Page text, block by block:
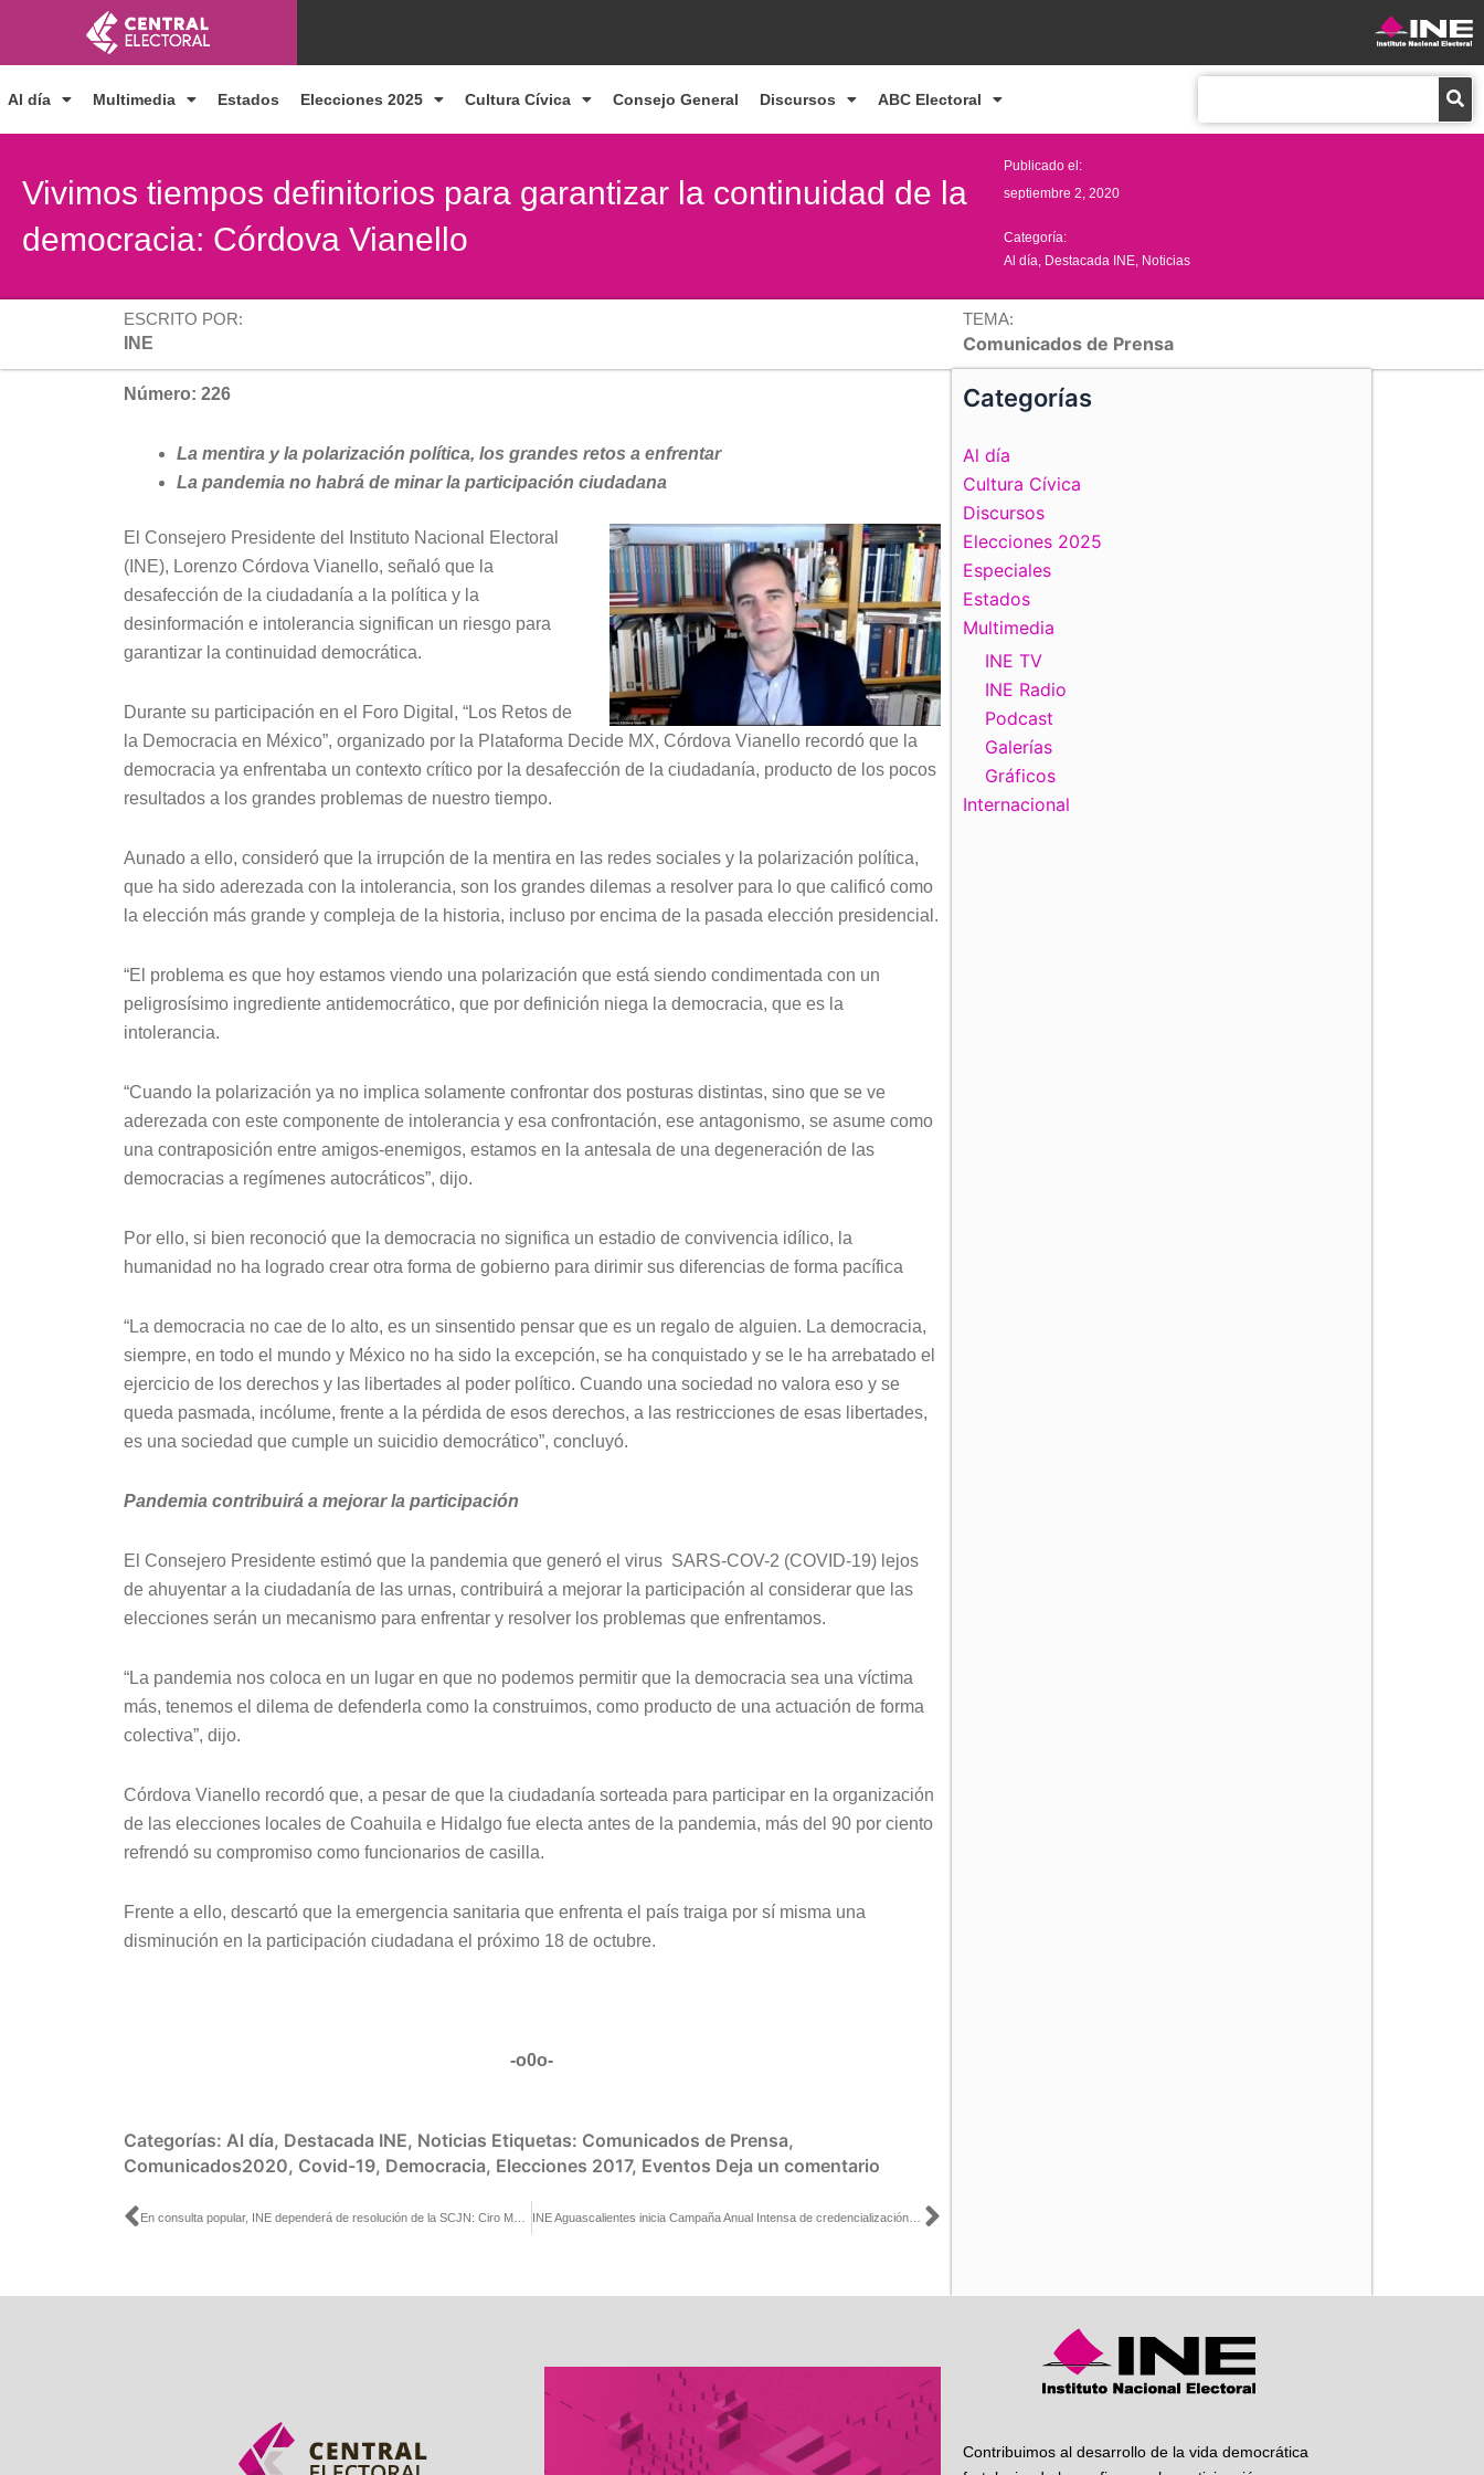
contenido
Al día Multimedia Estados Elecciones 2025 Cultura Cívica Consejo General Discursos ABC Electoral
Vivimos tiempos definitorios para garantizar la continuidad de la
democracia: Córdova Vianello
Publicado el:
septiembre 2, 2020
Categoría:
Al día Destacada INE Noticias
ESCRITO POR:
INE
TEMA:
Comunicados de Prensa
Número: 226
La mentira y la polarización política, los grandes retos a enfrentar
La pandemia no habrá de minar la participación ciudadana
El Consejero Presidente del Instituto Nacional Electoral
(INE), Lorenzo Córdova Vianello, señaló que la
desafección de la ciudadanía a la política y la
desinformación e intolerancia significan un riesgo para
garantizar la continuidad democrática.
Durante su participación en el Foro Digital, “Los Retos de
la Democracia en México”, organizado por la Plataforma Decide MX, Córdova Vianello recordó que la
democracia ya enfrentaba un contexto crítico por la desafección de la ciudadanía, producto de los pocos
resultados a los grandes problemas de nuestro tiempo.
Aunado a ello, consideró que la irrupción de la mentira en las redes sociales y la polarización política,
que ha sido aderezada con la intolerancia, son los grandes dilemas a resolver para lo que calificó como
la elección más grande y compleja de la historia, incluso por encima de la pasada elección presidencial.
“El problema es que hoy estamos viendo una polarización que está siendo condimentada con un
peligrosísimo ingrediente antidemocrático, que por definición niega la democracia, que es la
intolerancia.
“Cuando la polarización ya no implica solamente confrontar dos posturas distintas, sino que se ve
aderezada con este componente de intolerancia y esa confrontación, ese antagonismo, se asume como
una contraposición entre amigos-enemigos, estamos en la antesala de una degeneración de las
democracias a regímenes autocráticos”, dijo.
Por ello, si bien reconoció que la democracia no significa un estadio de convivencia idílico, la
humanidad no ha logrado crear otra forma de gobierno para dirimir sus diferencias de forma pacífica
“La democracia no cae de lo alto, es un sinsentido pensar que es un regalo de alguien. La democracia,
siempre, en todo el mundo y México no ha sido la excepción, se ha conquistado y se le ha arrebatado el
ejercicio de los derechos y las libertades al poder político. Cuando una sociedad no valora eso y se
queda pasmada, incólume, frente a la pérdida de esos derechos, a las restricciones de esas libertades,
es una sociedad que cumple un suicidio democrático”, concluyó.
Pandemia contribuirá a mejorar la participación
El Consejero Presidente estimó que la pandemia que generó el virus SARS-COV-2 (COVID-19) lejos
de ahuyentar a la ciudadanía de las urnas, contribuirá a mejorar la participación al considerar que las
elecciones serán un mecanismo para enfrentar y resolver los problemas que enfrentamos.
“La pandemia nos coloca en un lugar en que no podemos permitir que la democracia sea una víctima
más, tenemos el dilema de defenderla como la construimos, como producto de una actuación de forma
colectiva”, dijo.
Córdova Vianello recordó que, a pesar de que la ciudadanía sorteada para participar en la organización
de las elecciones locales de Coahuila e Hidalgo fue electa antes de la pandemia, más del 90 por ciento
refrendó su compromiso como funcionarios de casilla.
Frente a ello, descartó que la emergencia sanitaria que enfrenta el país traiga por sí misma una
disminución en la participación ciudadana el próximo 18 de octubre.
-o0o-
Categorías: Al día, Destacada INE, Noticias Etiquetas: Comunicados de Prensa,
Comunicados2020, Covid-19, Democracia, Elecciones 2017, Eventos Deja un comentario
Ant Siguiente
Categorías
Al día
Cultura Cívica
Discursos
Elecciones 2025
Especiales
Estados
Multimedia
INE TV
INE Radio
Podcast
Galerías
Gráficos
Internacional
Contribuimos al desarrollo de la vida democrática